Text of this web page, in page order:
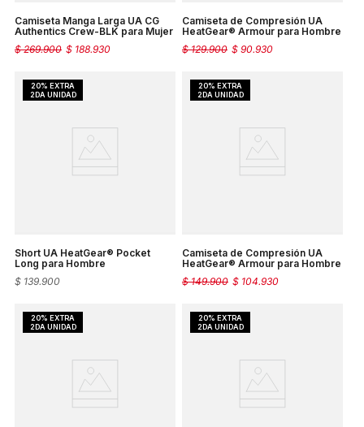
Camiseta Manga Larga UA CG
Authentics Crew-BLK para Mujer
$ 188.930
$ 269.900
Camiseta de Compresión UA
HeatGear® Armour para Hombre
$ 90.930
$ 129.900
Short UA HeatGear® Pocket
Long para Hombre
$ 139.900
Camiseta de Compresión UA
HeatGear® Armour para Hombre
$ 104.930
$ 149.900